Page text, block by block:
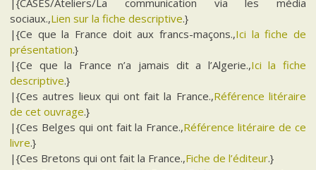
|{CASES/Ateliers/La communication via les média
sociaux.,Lien sur la fiche descriptive.}
|{Ce que la France doit aux francs-maçons.,Ici la fiche de
présentation.}
|{Ce que la France n’a jamais dit a l’Algerie.,Ici la fiche
descriptive.}
|{Ces autres lieux qui ont fait la France.,Référence litéraire
de cet ouvrage.}
|{Ces Belges qui ont fait la France.,Référence litéraire de ce
livre.}
|{Ces Bretons qui ont fait la France.,Fiche de l’éditeur.}